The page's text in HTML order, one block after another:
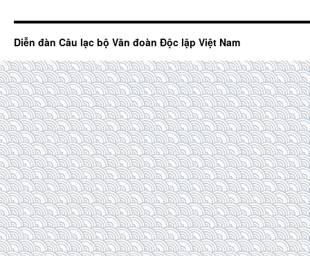
Diễn đàn Câu lạc bộ Văn đoàn Độc lập Việt Nam